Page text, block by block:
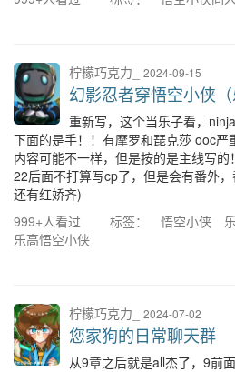
柠檬巧克力_ 2024-09-15
幻影忍者穿悟空小侠（
重新写，这个当乐子看，
下面的是手！！有摩罗和琵克莎 ooc严
内容可能不一样，但是按的是主线写
22后面不打算写cp了，但是会有番外
还有红娇齐)
999+人看过
标签： 悟空小侠
乐高悟空小侠
柠檬巧克力_ 2024-07-02
您家狗的日常聊天群
从9章之后就是all杰了，9前